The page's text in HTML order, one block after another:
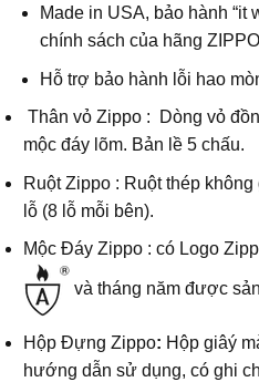
Made in USA, bảo hành “it
chính sách của hãng
Hỗ trợ bảo hành lỗi hao
Thân vỏ Zippo : Dòng vỏ
mộc đáy lõm. Bản lề 5 chấu.
Ruột Zippo : Ruột thép
lỗ (8 lỗ mỗi bên).
Mộc Đáy Zippo : có Logo
và tháng năm được
Hộp Đựng Zippo: Hộp giâý
hướng dẫn sử dụng, có ghi